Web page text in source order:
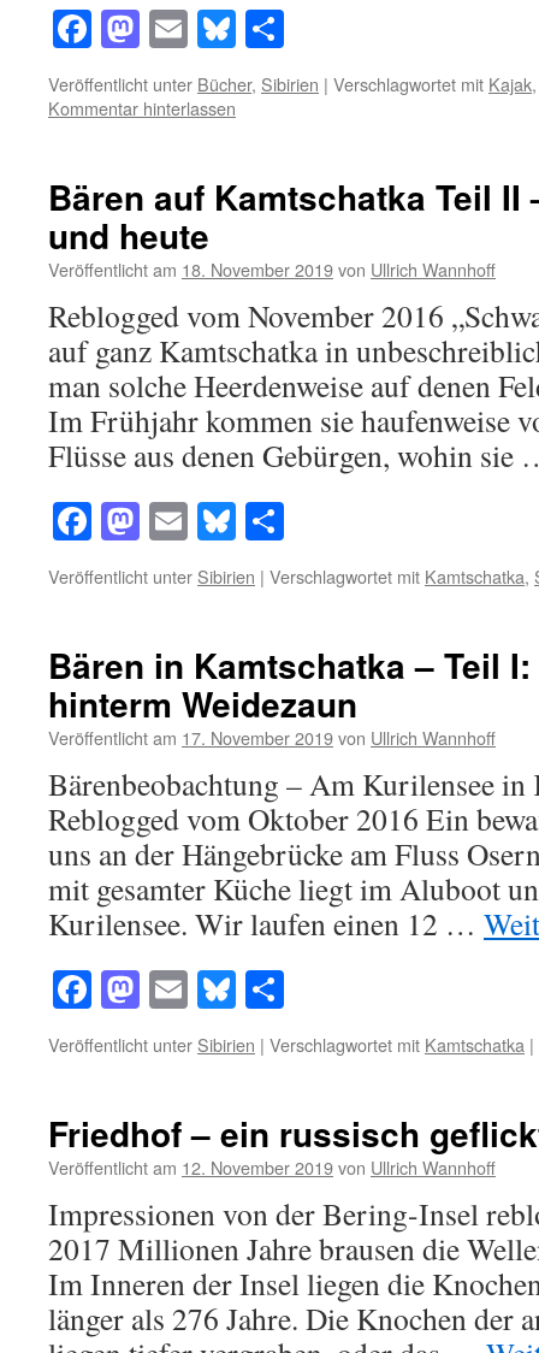
Facebook
Mastodon
EmailBluesky
Veröffentlicht unter Bücher, Sibirien | Verschlagwortet mit Kajak
Kommentar hinterlassen
Bären auf Kamtschatka Teil II
und heute
Veröffentlicht am 18. November 2019von Ullrich Wannhoff
Reblogged vom November 2016
auf ganz Kamtschatka in
man solche Heerdenweise auf denen
Im Frühjahr kommen sie haufenweise
Flüsse aus denen Gebürgen, wohin
Facebook
Mastodon
EmailBluesky
Veröffentlicht unter Sibirien | Verschlagwortet mit Kamtschatka,
Bären in Kamtschatka – Teil
hinterm Weidezaun
Veröffentlicht am 17. November 2019von Ullrich Wannhoff
Bärenbeobachtung – Am Kurilensee in
Reblogged vom Oktober 2016 Ein
uns an der Hängebrücke am Fluss
mit gesamter Küche liegt im Aluboot
Kurilensee. Wir laufen einen 12 …
Facebook
Mastodon
EmailBluesky
Veröffentlicht unter Sibirien | Verschlagwortet mit Kamtschatka |
Friedhof – ein russisch
Veröffentlicht am 12. November 2019von Ullrich Wannhoff
Impressionen von der Bering-Insel
2017 Millionen Jahre brausen die
Im Inneren der Insel liegen die
länger als 276 Jahre. Die Knochen der